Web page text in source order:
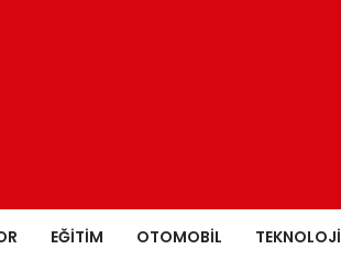
EĞITIM OTOMOBIL TEKNOLOJI